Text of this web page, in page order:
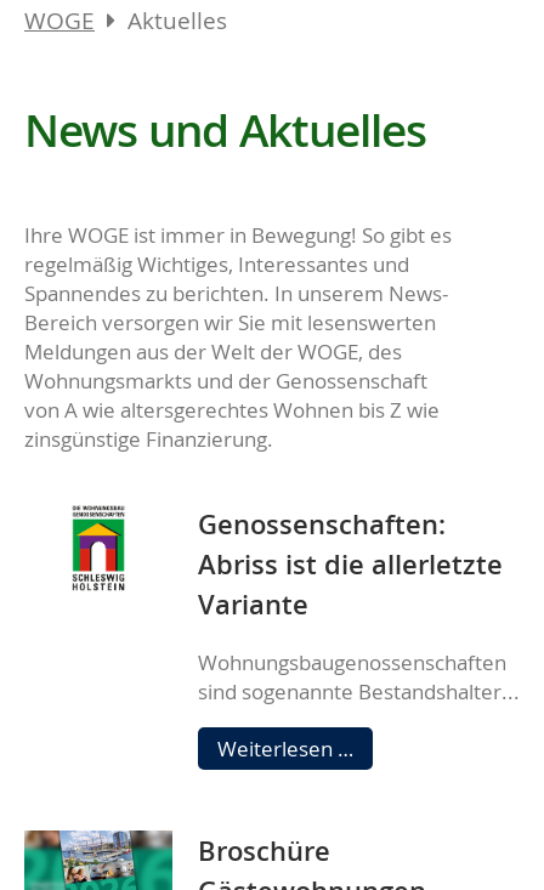
WOGE Aktuelles
News und Aktuelles
Ihre WOGE ist immer in Bewegung! So gibt es
regelmäßig Wichtiges, Interessantes und
Spannendes zu berichten. In unserem News-
Bereich versorgen wir Sie mit lesenswerten
Meldungen aus der Welt der WOGE, des
Wohnungsmarkts und der Genossenschaft
von A wie altersgerechtes Wohnen bis Z wie
zinsgünstige Finanzierung.
Genossenschaften:
Abriss ist die allerletzte
Variante
Wohnungsbaugenossenschaften
sind sogenannte Bestandshalter...
Weiterlesen … Genossenschaften:
Abriss
Variante
Broschüre